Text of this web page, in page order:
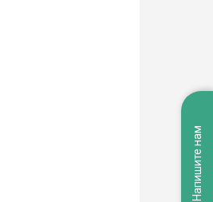
Напишите нам